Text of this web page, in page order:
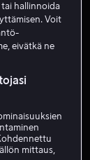
tai hallinnoida
Voit
eivätkä ne
mittaus,